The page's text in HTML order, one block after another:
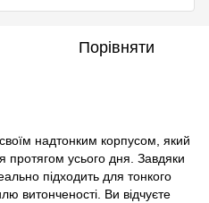
Порівняти
надтонким корпусом, який
протягом усього дня. Завдяки
підходить для тонкого
витонченості. Ви відчуєте